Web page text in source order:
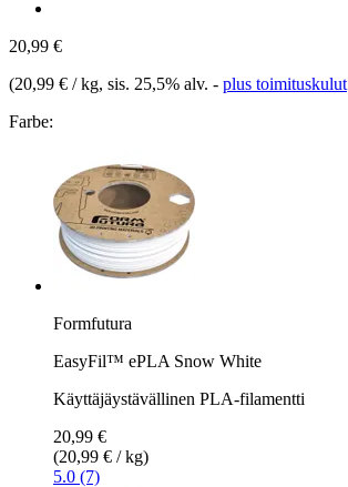
20,99 €
(20,99 € / kg, sis. 25,5% alv. - plus toimituskulut
Farbe:
Formfutura
EasyFil™ ePLA Snow White
Käyttäjäystävällinen PLA-filamentti
20,99 €
(20,99 € / kg)
5.0 (7)